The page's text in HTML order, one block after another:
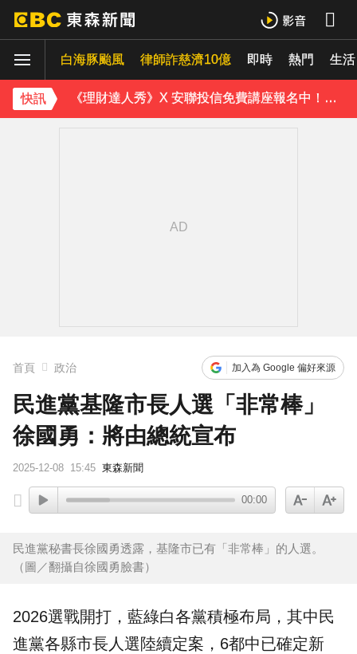
白海豚颱風 律師詐慈濟10億 即時 熱門 生活
快訊
白海豚暴風圈到家門口了！今晚起豪雨狂炸
《理財達人秀》X 安聯投信免費講座報名中！搶先卡位 2027
首頁 政治 加入為 Google 偏好來源
民進黨基隆市長人選「非常棒」
徐國勇：將由總統宣布
2025-12-08 15:45 東森新聞
00:00
民進黨秘書長徐國勇透露，基隆市已有「非常棒」的人選。
（圖／翻攝自徐國勇臉書）
2026選戰開打，藍綠白各黨積極布局，其中 民
進黨各縣市長人選陸續定案，6都中已確定新